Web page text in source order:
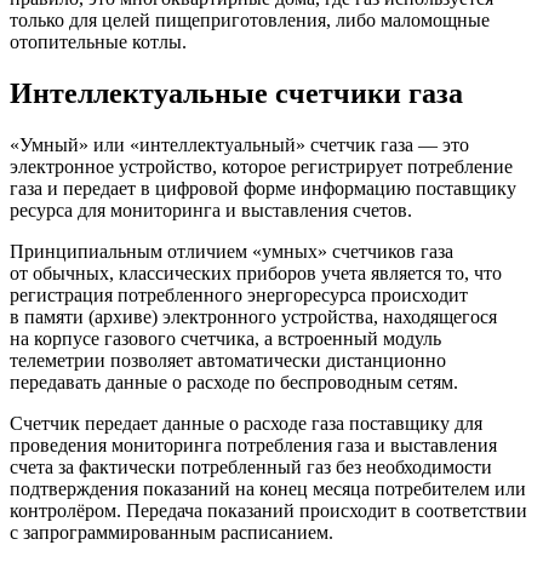
только для целей пищеприготовления, либо маломощные
отопительные котлы.
Интеллектуальные счетчики газа
«Умный» или «интеллектуальный» счетчик газа — это
электронное устройство, которое регистрирует потребление
газа и передает в цифровой форме информацию поставщику
ресурса для мониторинга и выставления счетов.
Принципиальным отличием «умных» счетчиков газа
от обычных, классических приборов учета является то, что
регистрация потребленного энергоресурса происходит
в памяти (архиве) электронного устройства, находящегося
на корпусе газового счетчика, а встроенный модуль
телеметрии позволяет автоматически дистанционно
передавать данные о расходе по беспроводным сетям.
Счетчик передает данные о расходе газа поставщику для
проведения мониторинга потребления газа и выставления
счета за фактически потребленный газ без необходимости
подтверждения показаний на конец месяца потребителем или
контролёром. Передача показаний происходит в соответствии
с запрограммированным расписанием.